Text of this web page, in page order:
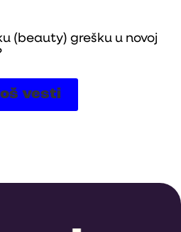
(beauty) grešku u novoj
vesti